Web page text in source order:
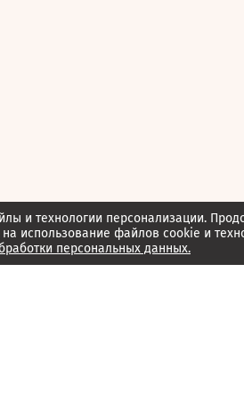
и технологии персонализации.
на использование файлов cookie и
персональных данных.